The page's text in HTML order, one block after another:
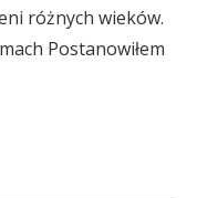
różnych wieków.
Postanowiłem